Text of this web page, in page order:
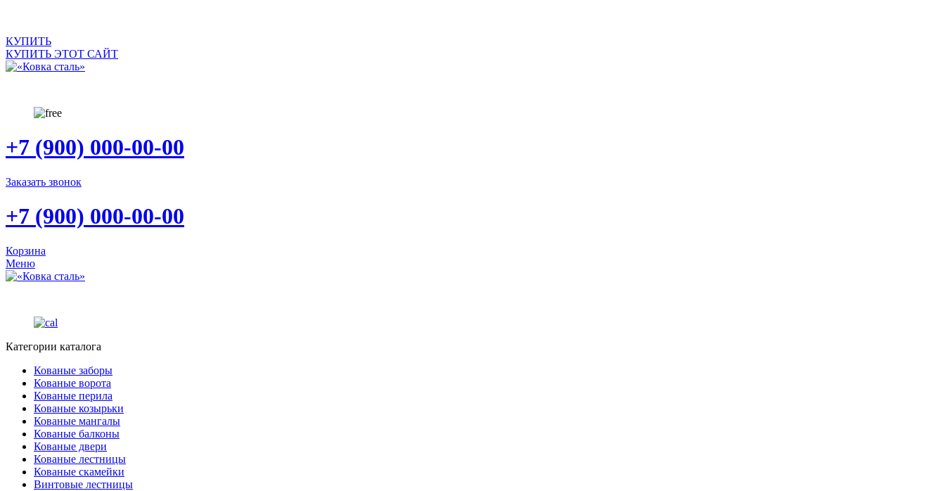
КУПИТЬ
КУПИТЬ ЭТОТ САЙТ
+7 (900) 000-00-00
Заказать звонок
+7 (900) 000-00-00
Корзина
Меню
Категории каталога
Кованые заборы
Кованые ворота
Кованые перила
Кованые козырьки
Кованые мангалы
Кованые балконы
Кованые двери
Кованые лестницы
Кованые скамейки
Винтовые лестницы